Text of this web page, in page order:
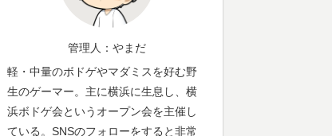
管理人：やまだ
軽・中量のボドゲやマダミスを好む野
生のゲーマー。主に横浜に生息し、横
浜ボドゲ会というオープン会を主催し
ている。SNSのフォローをすると非常